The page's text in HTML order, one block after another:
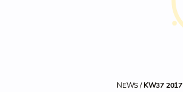
NEWS /KW37 2017